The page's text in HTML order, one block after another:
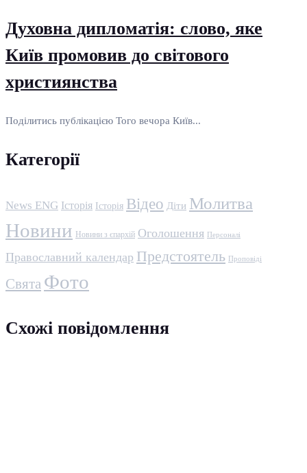
Духовна дипломатія: слово, яке
Київ промовив до світового
християнства
Поділитись публікацією Того вечора Київ...
Категорії
News ENG Історія Історія Відео Діти Молитва
Новини Новини з єпархій Оголошення Персоналі
Православний календар Предстоятель Проповіді
Свята Фото
Схожі повідомлення